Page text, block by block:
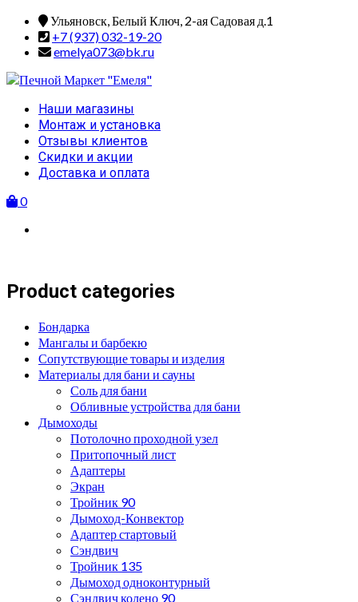
Skip
content
Ульяновск, Белый Ключ, 2-ая Садовая д.1
+7 (937) 032-19-20
emelya073@bk.ru
Primary
Menu
Наши магазины
Монтаж и установка
Отзывы клиентов
Скидки и акции
Доставка и оплата
0
Product categories
Бондарка
Мангалы и барбекю
Сопутствующие товары и изделия
Материалы для бани и сауны
Соль для бани
Обливные устройства для бани
Дымоходы
Потолочно проходной узел
Притопочный лист
Адаптеры
Экран
Тройник 90
Дымоход-Конвектор
Адаптер стартовый
Сэндвич
Тройник 135
Дымоход одноконтурный
Сэндвич колено 90